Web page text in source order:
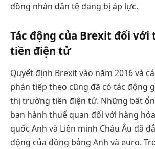
đồng nhân dân tệ đang bị áp lực.
Tác động của Brexit đối
tiền điện tử
Quyết định Brexit vào năm 2016 và
phán tiếp theo cũng đã có tác động
thị trường tiền điện tử. Những bất
ban hành thuế quan đối với hàng
quốc Anh và Liên minh Châu Âu đã
động của đồng bảng Anh và euro.